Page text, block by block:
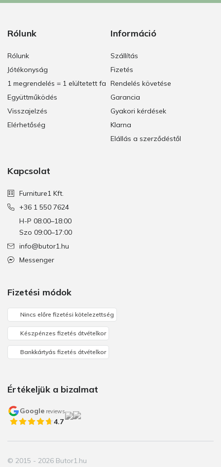
Rólunk
Rólunk
Jótékonyság
1 megrendelés = 1 elültetett fa
Együttműködés
Visszajelzés
Elérhetőség
Információ
Szállítás
Fizetés
Rendelés követése
Garancia
Gyakori kérdések
Klarna
Elállás a szerződéstől
Kapcsolat
Furniture1 Kft.
+36 1 550 7624
H-P 08:00–18:00
Szo 09:00–17:00
info@butor1.hu
Messenger
Fizetési módok
Nincs előre fizetési kötelezettség
Készpénzes fizetés átvételkor
Bankkártyás fizetés átvételkor
Értékeljük a bizalmat
Google reviews
4.7
© 2015 - 2026 Butor1.hu